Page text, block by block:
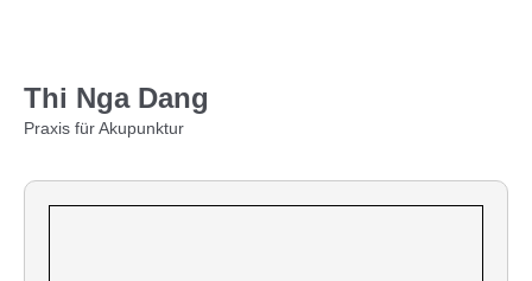
Thi Nga Dang
Praxis für Akupunktur